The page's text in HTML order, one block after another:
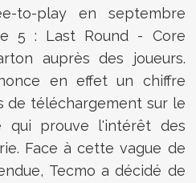
to-play en septembre
5 : Last Round - Core
auprès des joueurs.
en effet un chiffre
de téléchargement sur le
qui prouve l'intérêt des
Face à cette vague de
Tecmo a décidé de